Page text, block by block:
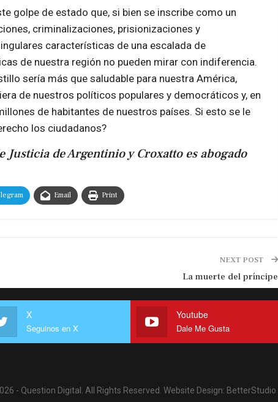
golpe de estado que, si bien se inscribe como un
criminalizaciones, prisionizaciones y
características de una escalada de
de nuestra región no pueden mirar con indiferencia.
sería más que saludable para nuestra América,
de nuestros políticos populares y democráticos y, en
de habitantes de nuestros países. Si esto se le
los ciudadanos?
Justicia de Argentinio y Croxatto es abogado
Email Print
NEXT POST
La muerte del príncipe
X
Seguinos en X
Youtube
Dale Me Gusta
- Question Digital. All Rights Reserved. Website Design: BetterStudio